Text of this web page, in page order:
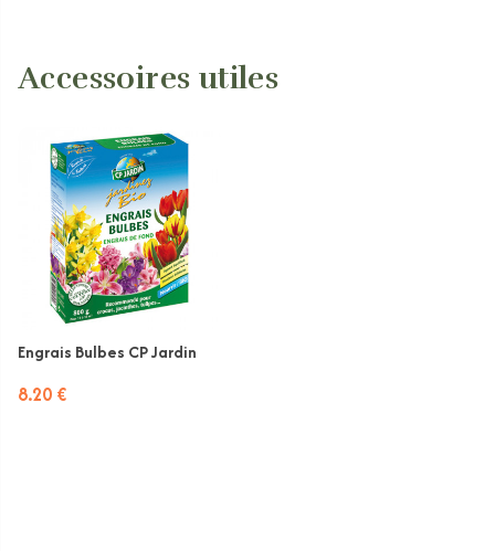
Accessoires utiles
Engrais Bulbes CP Jardin
8.20 €